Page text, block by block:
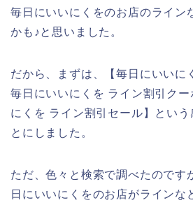
毎日にいいにくをのお店のライン
かも♪と思いました。
だから、まずは、【毎日にいいに
毎日にいいにくを ライン割引ク
にくを ライン割引セール】という
とにしました。
ただ、色々と検索で調べたのです
日にいいにくをのお店がラインな